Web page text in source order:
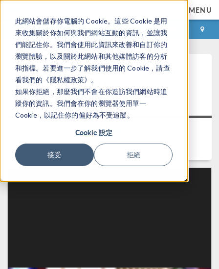
此網站會儲存你電腦的 Cookie。這些 Cookie 是用
來收集關於你如何與我們網站互動的資訊，並讓我
們能記住你。我們會使用此資訊來改善和自訂你的
瀏覽體驗，以及關於此網站和其他媒體訪客的分析
和指標。若要進一步了解我們使用的 Cookie，請查
看我們的《隱私權政策》。
如果你拒絕，那麼我們不會在你造訪我們網站時追
蹤你的資訊。我們會在你的瀏覽器使用單一
Cookie，以記住你的偏好為不受追蹤。
Cookie 設定
接受 拒絕
MENU
登录 咨询与购买
Keynote: Accelerating Product
Development Using
COMSOL Server™
返回视频中心
时长： 15:03